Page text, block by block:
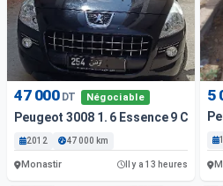
47 000 DT Négociable
Peugeot 3008 1. 6 Essence 9 Cv –
2012 47 000 km
Monastir Il y a 13 heures
5